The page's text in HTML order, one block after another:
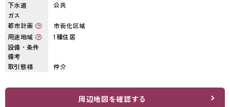
下水道
公共
ガス
都市計画
市街化区域
用途地域
1種住居
設備・条件
備考
取引態様
仲介
周辺地図を確認する